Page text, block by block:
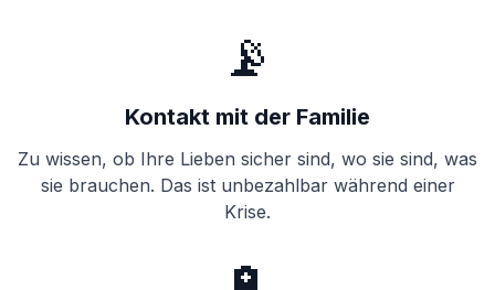
📡
Kontakt mit der Familie
Zu wissen, ob Ihre Lieben sicher sind, wo sie sind, was
sie brauchen. Das ist unbezahlbar während einer
Krise.